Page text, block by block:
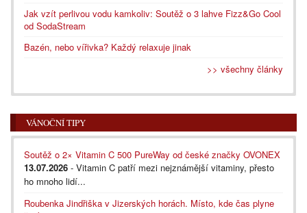
Jak vzít perlivou vodu kamkoliv: Soutěž o 3 lahve Fizz&Go Cool
od SodaStream
Bazén, nebo vířivka? Každý relaxuje jinak
>> všechny články
VÁNOČNÍ TIPY
Soutěž o 2× Vitamin C 500 PureWay od české značky OVONEX
13.07.2026 - Vitamin C patří mezi nejznámější vitaminy, přesto
ho mnoho lidí...
Roubenka Jindřiška v Jizerských horách. Místo, kde čas plyne